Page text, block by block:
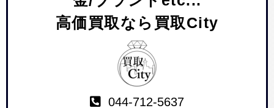
高価買取なら買取City
044-712-5637